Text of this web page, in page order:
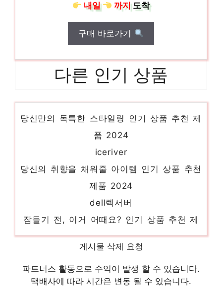
내일
까지도착
구매 바로가기
다른 인기 상품
씽크스테이션p360
추천 제품 2024
게시물 삭제 요청
파트너스 활동으로 수익이 발생 할 수 있습니다.
택배사에 따라 시간은 변동 될 수 있습니다.